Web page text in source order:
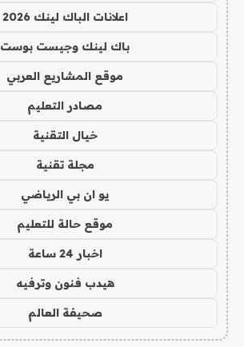
اعلانات الباك لينك 2026
باك لينك وجيست بوست
موقع المشاريع العربي
مصادر التعليم
خيال التقنية
مجلة تقنية
يو ان بي الرياضي
موقع حالة للتعليم
اخبار 24 ساعة
هيدب فنون وترفيه
صحيفة العالم